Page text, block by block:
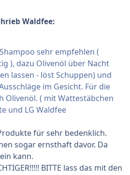
Waldfee:
sehr empfehlen (
), dazu Olivenöl über Nacht
lassen - löst Schuppen) und
im Gesicht. Für die
Olivenöl. ( mit Wattestäbchen
und LG Waldfee
für sehr bedenklich.
sogar ernsthaft davor. Da
kann.
BITTE lass das mit den